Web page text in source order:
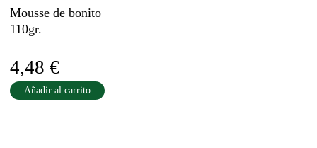
Mousse de bonito
110gr.
4,48 €
Añadir al carrito